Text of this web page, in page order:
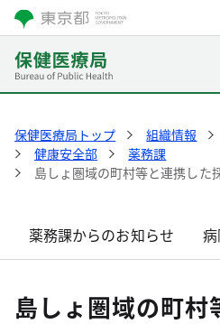
保健医療局トップ 組織情報
健康安全部
薬務課
島しょ圏域の町村等と連携した
薬務課からのお知らせ
島しょ圏域の町